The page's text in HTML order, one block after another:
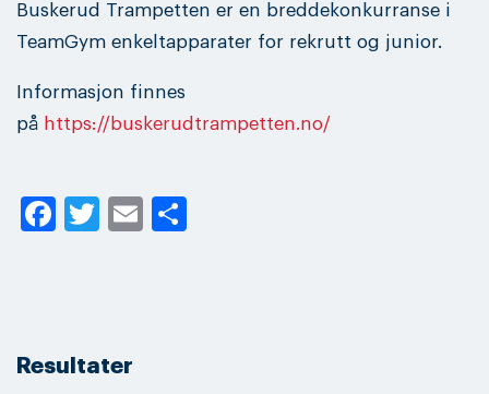
Buskerud Trampetten er en breddekonkurranse i
TeamGym enkeltapparater for rekrutt og junior.
Informasjon finnes
på https://buskerudtrampetten.no/
Facebook
Twitter
Email
Resultater